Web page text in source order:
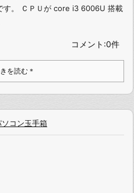
す。 ＣＰＵが core i3 6006U 搭載
コメント:0件
を読む＊
ソコン玉手箱